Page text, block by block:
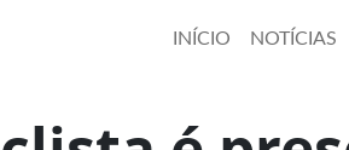
INÍCIO NOTÍCIAS